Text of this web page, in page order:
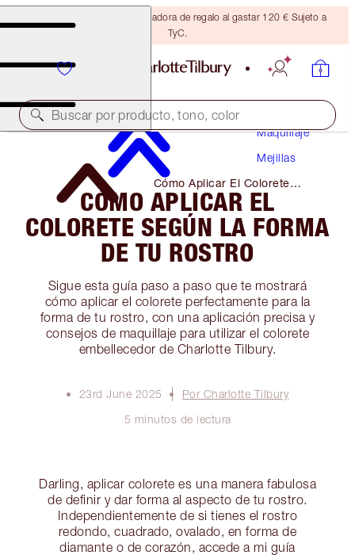
Consigue una brocha bronceadora de regalo al gastar 120 € Sujeto a
TyC.
Buscar por producto, tono, color
Maquillaje
Mejillas
Cómo Aplicar El Colorete
Según La Forma De Tu Rostro
CÓMO APLICAR EL
COLORETE SEGÚN LA FORMA
DE TU ROSTRO
Sigue esta guía paso a paso que te mostrará
cómo aplicar el colorete perfectamente para la
forma de tu rostro, con una aplicación precisa y
consejos de maquillaje para utilizar el colorete
embellecedor de Charlotte Tilbury.
23rd June 2025
Por Charlotte Tilbury
5 minutos de lectura
Darling, aplicar colorete es una manera fabulosa
de definir y dar forma al aspecto de tu rostro.
Independientemente de si tienes el rostro
redondo, cuadrado, ovalado, en forma de
diamante o de corazón, accede a mi guía